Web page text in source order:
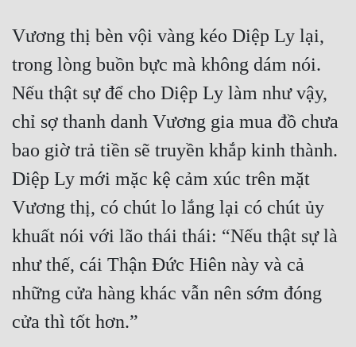
Vương thị bèn vội vàng kéo Diệp Ly lại,
trong lòng buồn bực mà không dám nói.
Nếu thật sự để cho Diệp Ly làm như vậy,
chỉ sợ thanh danh Vương gia mua đồ chưa
bao giờ trả tiền sẽ truyền khắp kinh thành.
Diệp Ly mới mặc kệ cảm xúc trên mặt
Vương thị, có chút lo lắng lại có chút ủy
khuất nói với lão thái thái: “Nếu thật sự là
như thế, cái Thận Đức Hiên này và cả
những cửa hàng khác vẫn nên sớm đóng
cửa thì tốt hơn.”